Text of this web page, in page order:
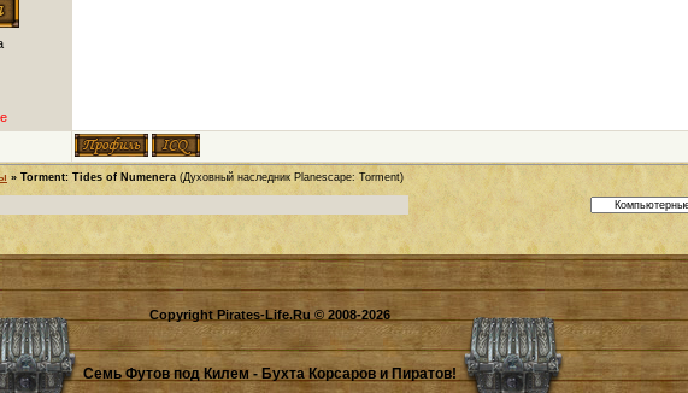
» Torment: Tides of Numenera (Духовный наследник Planescape: Torment)
Copyright Pirates-Life.Ru © 2008-2026
Семь Футов под Килем - Бухта Корсаров и Пиратов!